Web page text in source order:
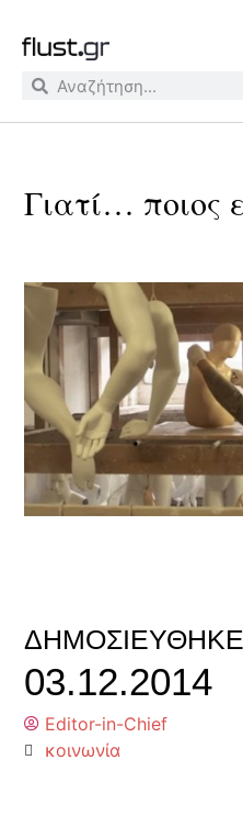
Γιατί… ποιος
ΔΗΜΟΣΙΕΎΘΗΚΕ
03.12.2014
Editor-in-Chief
κοινωνία